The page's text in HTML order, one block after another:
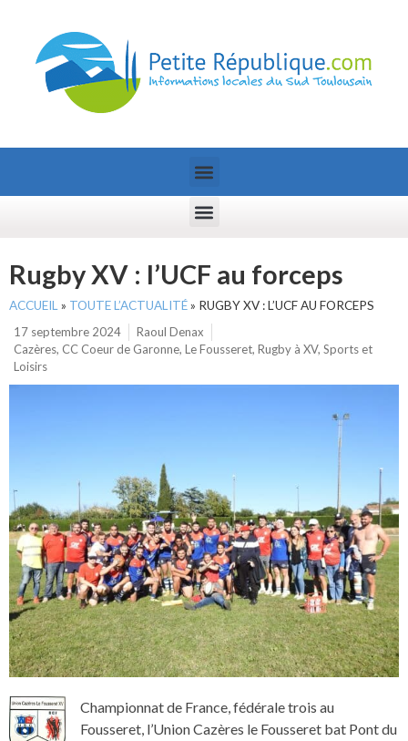
Rugby XV : l’UCF au forceps
ACCUEIL » TOUTE L’ACTUALITÉ» RUGBY XV : L’UCF AU FORCEPS
17 septembre 2024
Raoul Denax
Cazères, CC Coeur de Garonne, Le Fousseret, Rugby à XV, Sports et
Loisirs
Championnat de France, fédérale trois au
Fousseret, l’Union Cazères le Fousseret bat Pont du